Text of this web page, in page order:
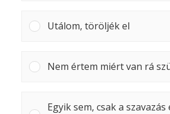
Utálom, töröljék el
Nem értem miért van rá
Egyik sem, csak a